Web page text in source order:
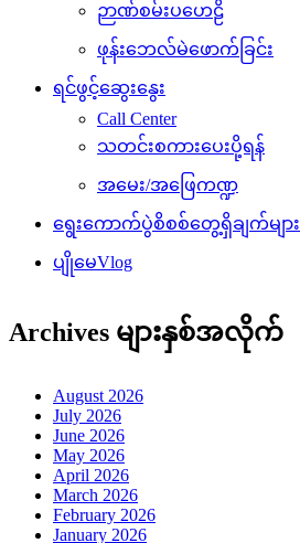
ဉာဏ်စမ်းပဟေဠိ
ဖုန်းဘေလ်မဲဖောက်ခြင်း
ရင်ဖွင့်ဆွေးနွေး
Call Center
သတင်းစကားပေးပို့ရန်
အမေး/အဖြေကဏ္ဍ
ရွေးကောက်ပွဲစိစစ်တွေ့ရှိချက်များ
ပျိုမေVlog
Archives များနှစ်အလိုက်
August 2026
July 2026
June 2026
May 2026
April 2026
March 2026
February 2026
January 2026